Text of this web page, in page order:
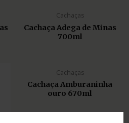
Cachaças
Cachaça Adega de Minas
700ml
Cachaças
Cachaça Amburaninha
ouro 670ml